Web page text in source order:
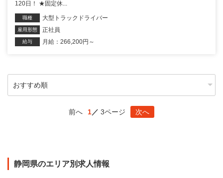
120日！ ★固定休...
職種 大型トラックドライバー
雇用形態 正社員
給与 月給：266,200円～
前へ 1 3ページ 次へ
静岡県のエリア別求人情報